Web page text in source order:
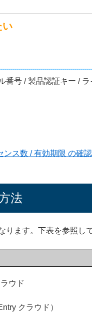
い
番号 / 製品認証キー /
ンス数 / 有効期限 の確
法
ます。下表を参照し
ウド
クラウド）